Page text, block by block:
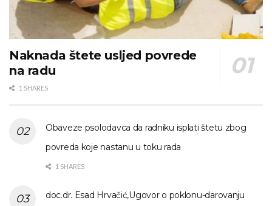
Naknada štete usljed povrede
na radu
1 SHARES
Obaveze psolodavca da radniku isplati štetu zbog
povreda koje nastanu u toku rada
1 SHARES
doc.dr. Esad Hrvačić,Ugovor o poklonu-darovanju